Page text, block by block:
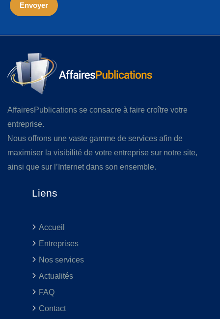
AffairesPublications se consacre à faire croître votre
entreprise.
Nous offrons une vaste gamme de services afin de
maximiser la visibilité de votre entreprise sur notre site,
ainsi que sur l’Internet dans son ensemble.
Liens
Accueil
Entreprises
Nos services
Actualités
FAQ
Contact